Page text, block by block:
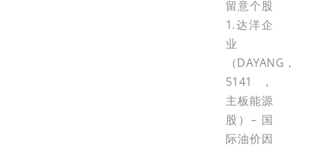
留意个股
1.达洋企
业
（DAYANG，
5141，
主板能源
股）– 国
际油价因